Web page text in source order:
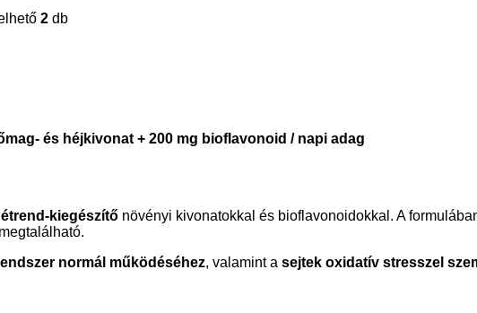
2 db
és héjkivonat + 200 mg bioflavonoid / napi adag
étrend-kiegészítő növényi kivonatokkal és bioflavonoidokkal. A
normál működéséhez, valamint a sejtek oxidatív stresszel